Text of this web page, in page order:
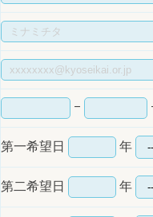
-
第一希望日 年
第二希望日 年